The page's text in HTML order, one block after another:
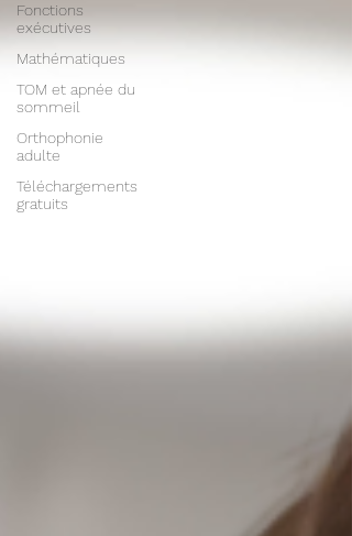
Fonctions
exécutives
Mathématiques
TOM et apnée du
sommeil
Orthophonie
adulte
Téléchargements
gratuits